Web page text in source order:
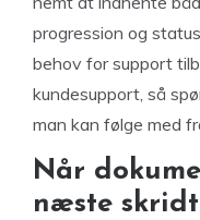
progression og
behov for support
kundesupport, så
man kan følge med
Når
næste skridt